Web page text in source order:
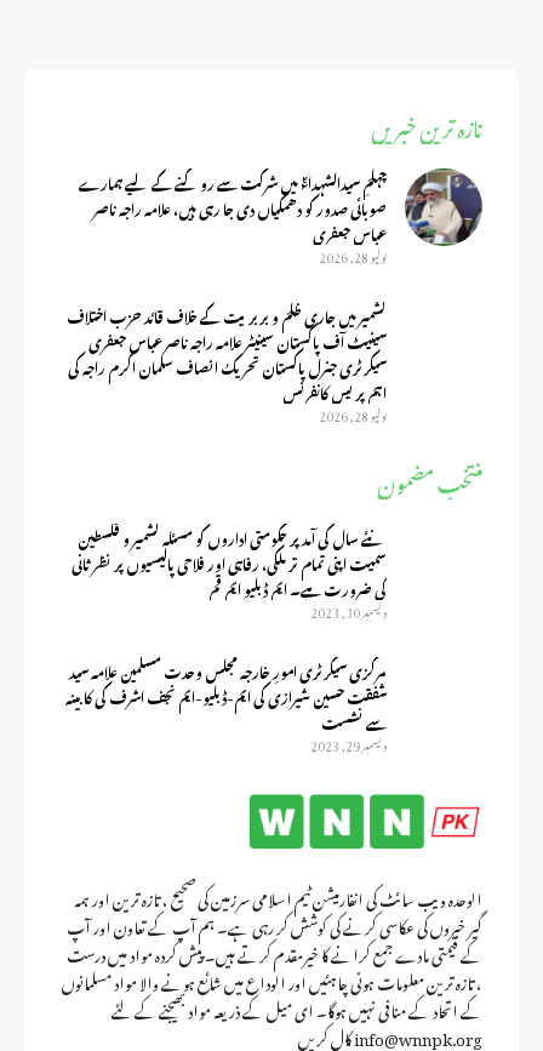
الوحدہ ویب سائٹ کی انفارمیشن ٹیم اسلامی سرزمین کی صحیح ، تازہ ترین اور ہمہ
گیر خبروں کی عکاسی کرنے کی کوشش کر رہی ہے۔ ہم آپ کے تعاون اور آپ
کے قیمتی مادے جمع کرانے کا خیرمقدم کرتے ہیں۔ پیش کردہ مواد میں درست
، تازہ ترین معلومات ہونی چاہئیں اور الوداع میں شائع ہونے والا مواد مسلمانوں
کے اتحاد کے منافی نہیں ہوگا۔ ای میل کے ذریعہ مواد بھیجنے کے لئے
info@wnnpk.org کال کریں
تازہ ترین خبریں
چہلمِ سیدالشہداءؑ میں شرکت سے روکنے کے لیے ہمارے
صوبائی صدور کو دھمکیاں دی جا رہی ہیں، علامہ راجہ ناصر
عباس جعفری
يوليو 28, 2026
کشمیر میں جاری ظلم و بربریت کے خلاف قائد حزب اختلاف
سینیٹ آف پاکستان سینیٹر علامہ راجہ ناصر عباس جعفری
سیکرٹری جنرل پاکستان تحریک انصاف سلمان اکرم راجہ کی
اہم پریس کانفرنس
يوليو 28, 2026
منتخب مضمون
نئے سال کی آمد پر حکومتی اداروں کو مسئلہ کشمیر و فلسطین
سمیت اپنی تمام تر ملکی، رفاہی اور فلاحی پالیسیوں پر نظر ثانی
کی ضرورت ہے۔ ایم ڈبلیو ایم قم
ديسمبر 30, 2023
مرکزی سیکرٹری امورِ خارجہ مجلس وحدت مسلمین علامہ سید
شفقت حسین شیرازی کی ایم-ڈبلیو-ایم نجف اشرف کی کابینہ
سے نشست
ديسمبر 29, 2023